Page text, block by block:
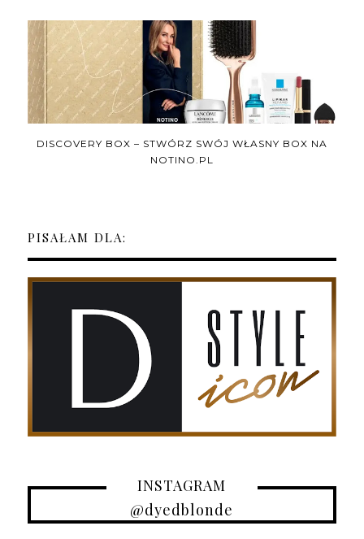
DISCOVERY BOX – STWÓRZ SWÓJ WŁASNY BOX NA
NOTINO.PL
PISAŁAM DLA:
INSTAGRAM
@dyedblonde